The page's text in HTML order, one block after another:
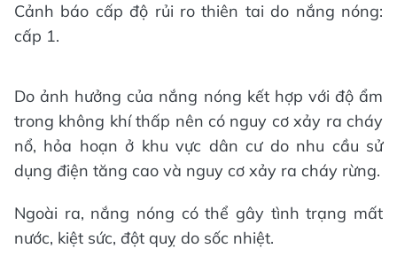
Cảnh báo cấp độ rủi ro thiên tai do nắng nóng:
cấp 1.
Do ảnh hưởng của nắng nóng kết hợp với độ ẩm
trong không khí thấp nên có nguy cơ xảy ra cháy
nổ, hỏa hoạn ở khu vực dân cư do nhu cầu sử
dụng điện tăng cao và nguy cơ xảy ra cháy rừng.
Ngoài ra, nắng nóng có thể gây tình trạng mất
nước, kiệt sức, đột quỵ do sốc nhiệt.